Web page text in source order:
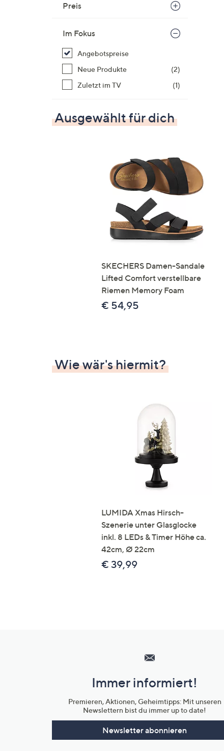
Preis
Im Fokus
Angebotspreise
Neue Produkte
(2)
Zuletzt im TV
(1)
Ausgewählt für dich
SKECHERS Damen-Sandale
Lifted Comfort verstellbare
Riemen Memory Foam
€ 54,95
Wie wär's hiermit?
LUMIDA Xmas Hirsch-
Szenerie unter Glasglocke
inkl. 8 LEDs & Timer Höhe ca.
42cm, Ø 22cm
€ 39,99
Unternehmensinformationen
Immer informiert!
Premieren, Aktionen, Geheimtipps: Mit unseren
Newslettern bist du immer up to date!
Newsletter abonnieren